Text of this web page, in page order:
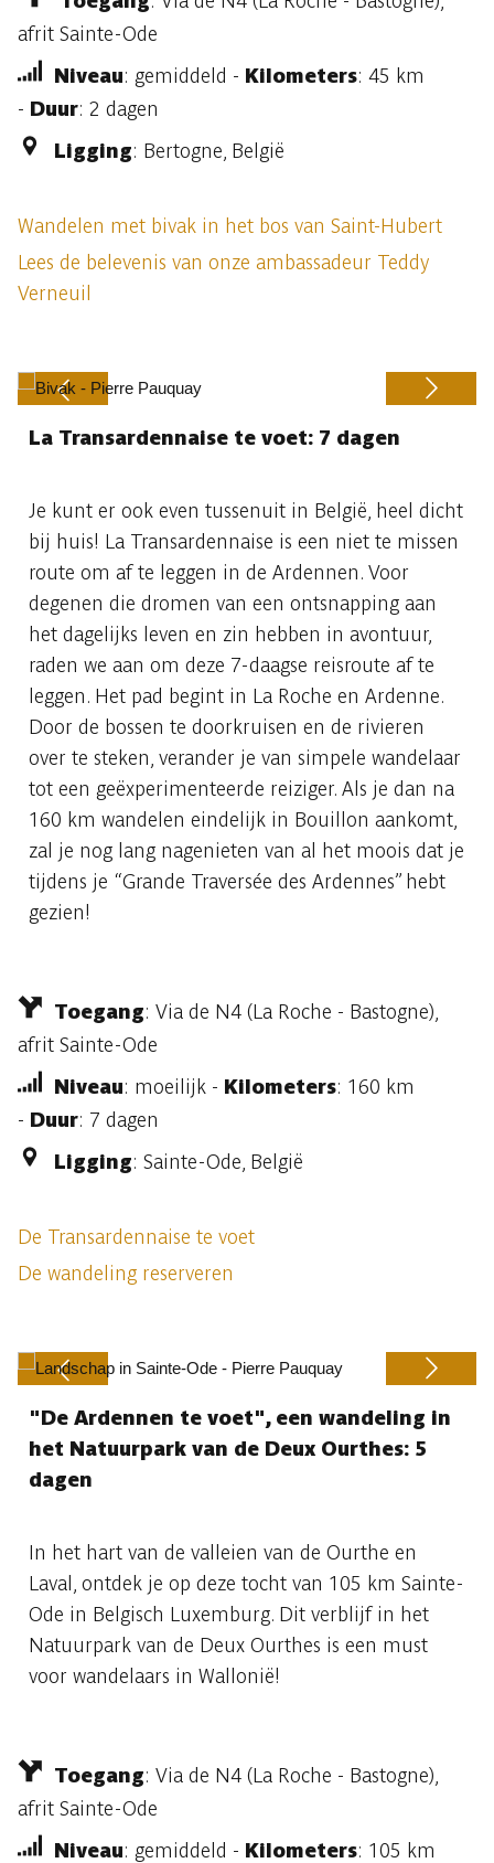
afrit Sainte-Ode
Niveau: gemiddeld - Kilometers: 45 km
- Duur: 2 dagen
Ligging: Bertogne, België
Wandelen met bivak in het bos van Saint-Hubert
Lees de belevenis van onze ambassadeur Teddy
Verneuil
La Transardennaise te voet: 7 dagen
Je kunt er ook even tussenuit in België, heel dicht
bij huis! La Transardennaise is een niet te missen
route om af te leggen in de Ardennen. Voor
degenen die dromen van een ontsnapping aan
het dagelijks leven en zin hebben in avontuur,
raden we aan om deze 7-daagse reisroute af te
leggen. Het pad begint in La Roche en Ardenne.
Door de bossen te doorkruisen en de rivieren
over te steken, verander je van simpele wandelaar
tot een geëxperimenteerde reiziger. Als je dan na
160 km wandelen eindelijk in Bouillon aankomt,
zal je nog lang nagenieten van al het moois dat je
tijdens je “Grande Traversée des Ardennes” hebt
gezien!
Previous
Toegang: Via de N4 (La Roche - Bastogne),
afrit Sainte-Ode
Niveau: moeilijk - Kilometers: 160 km
- Duur: 7 dagen
Ligging: Sainte-Ode, België
De Transardennaise te voet
De wandeling reserveren
Previous Next
"De Ardennen te voet", een wandeling in
het Natuurpark van de Deux Ourthes: 5
dagen
In het hart van de valleien van de Ourthe en
Laval, ontdek je op deze tocht van 105 km Sainte-
Ode in Belgisch Luxemburg. Dit verblijf in het
Natuurpark van de Deux Ourthes is een must
voor wandelaars in Wallonië!
Toegang: Via de N4 (La Roche - Bastogne),
afrit Sainte-Ode
Niveau: gemiddeld - Kilometers: 105 km